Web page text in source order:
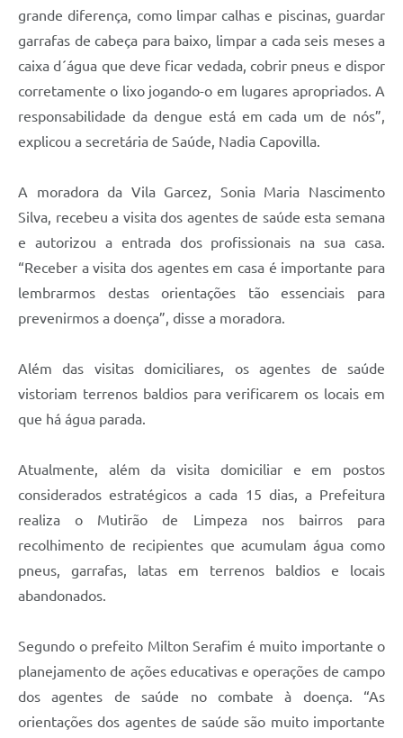
Galeria de Vídeos
Contas Públicas
Legislação
Links Úteis
grande diferença, como limpar calhas e piscinas, guardar
garrafas de cabeça para baixo, limpar a cada seis meses a
caixa d´água que deve ficar vedada, cobrir pneus e dispor
corretamente o lixo jogando-o em lugares apropriados. A
responsabilidade da dengue está em cada um de nós”,
explicou a secretária de Saúde, Nadia Capovilla.
A moradora da Vila Garcez, Sonia Maria Nascimento
Silva, recebeu a visita dos agentes de saúde esta semana
e autorizou a entrada dos profissionais na sua casa.
“Receber a visita dos agentes em casa é importante para
lembrarmos destas orientações tão essenciais para
prevenirmos a doença”, disse a moradora.
Além das visitas domiciliares, os agentes de saúde
vistoriam terrenos baldios para verificarem os locais em
que há água parada.
Atualmente, além da visita domiciliar e em postos
considerados estratégicos a cada 15 dias, a Prefeitura
realiza o Mutirão de Limpeza nos bairros para
recolhimento de recipientes que acumulam água como
pneus, garrafas, latas em terrenos baldios e locais
abandonados.
Segundo o prefeito Milton Serafim é muito importante o
planejamento de ações educativas e operações de campo
dos agentes de saúde no combate à doença. “As
orientações dos agentes de saúde são muito importante